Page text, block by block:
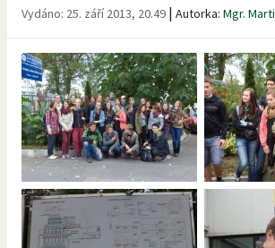
Vydáno: 25. září 2013, 20.49 | Autorka: Mgr.